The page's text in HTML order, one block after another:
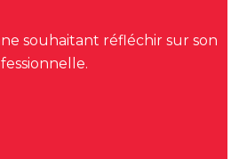
souhaitant réfléchir sur son